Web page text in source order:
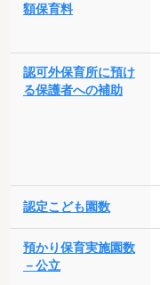
額保育料
認可外保育所に預け
る保護者への補助
認定こども園数
預かり保育実施園数
－公立